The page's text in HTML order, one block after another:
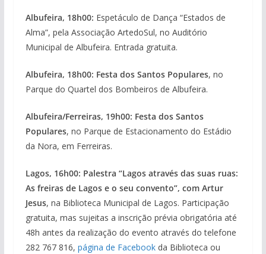
Albufeira, 18h00: Espetáculo de Dança “Estados de
Alma”, pela Associação ArtedoSul, no Auditório
Municipal de Albufeira. Entrada gratuita.
Albufeira, 18h00: Festa dos Santos Populares, no
Parque do Quartel dos Bombeiros de Albufeira.
Albufeira/Ferreiras, 19h00: Festa dos Santos
Populares, no Parque de Estacionamento do Estádio
da Nora, em Ferreiras.
Lagos, 16h00: Palestra “Lagos através das suas ruas:
As freiras de Lagos e o seu convento”, com Artur
Jesus, na Biblioteca Municipal de Lagos. Participação
gratuita, mas sujeitas a inscrição prévia obrigatória até
48h antes da realização do evento através do telefone
282 767 816, página de Facebookda Biblioteca ou